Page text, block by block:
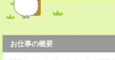
お仕事の概要